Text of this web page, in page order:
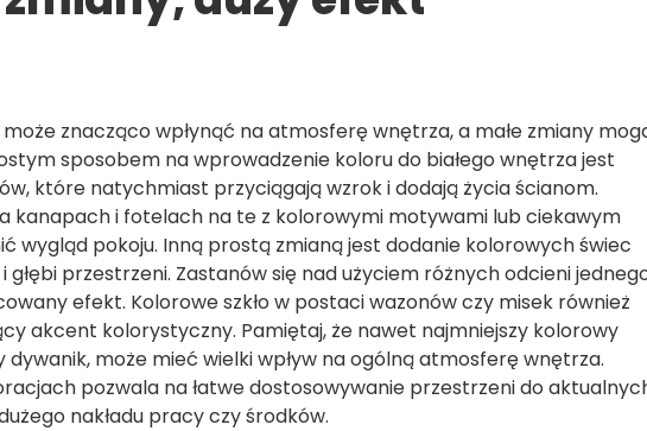
znacząco wpłynąć na atmosferę wnętrza, a małe zmiany
sposobem na wprowadzenie koloru do białego wnętrza jest
które natychmiast przyciągają wzrok i dodają życia ścianom.
kanapach i fotelach na te z kolorowymi motywami lub ciekawym
wygląd pokoju. Inną prostą zmianą jest dodanie kolorowych świec
przestrzeni. Zastanów się nad użyciem różnych odcieni
efekt. Kolorowe szkło w postaci wazonów czy misek również
akcent kolorystyczny. Pamiętaj, że nawet najmniejszy kolorowy
może mieć wielki wpływ na ogólną atmosferę wnętrza.
pozwala na łatwe dostosowywanie przestrzeni do
nakładu pracy czy środków.